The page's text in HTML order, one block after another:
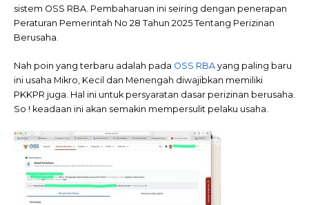
sistem OSS RBA. Pembaharuan ini seiring dengan penerapan
Peraturan Pemerintah No 28 Tahun 2025 Tentang Perizinan
Berusaha.
Nah poin yang terbaru adalah pada OSS RBA yang paling baru
ini usaha Mikro, Kecil dan Menengah diwajibkan memiliki
PKKPR juga. Hal ini untuk persyaratan dasar perizinan berusaha.
So ! keadaan ini akan semakin mempersulit pelaku usaha.